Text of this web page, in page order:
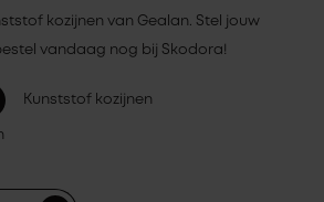
kozijnen van Gealan. Stel jouw
vandaag nog bij Skodora!
Kunststof kozijnen